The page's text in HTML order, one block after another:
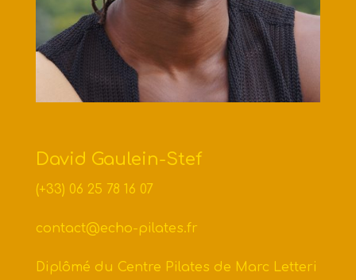
David Gaulein-Stef
(+33) 06 25 78 16 07
contact@echo-pilates.fr
Diplômé du Centre Pilates de Marc Letteri